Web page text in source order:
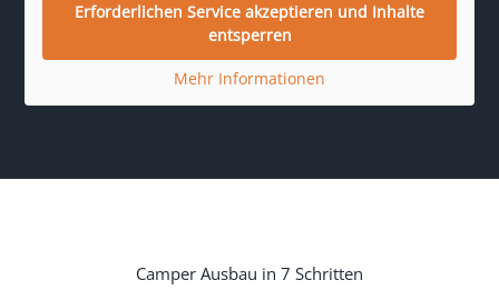
Erforderlichen Service akzeptieren und Inhalte
entsperren
Mehr Informationen
Camper Ausbau in 7 Schritten